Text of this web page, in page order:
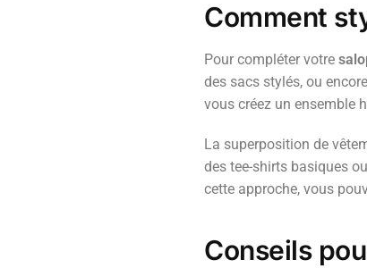
Comment
Pour compléter votre
des sacs stylés, ou
vous créez un ensemble
La superposition de
des tee-shirts basiques
cette approche, vous
Conseils